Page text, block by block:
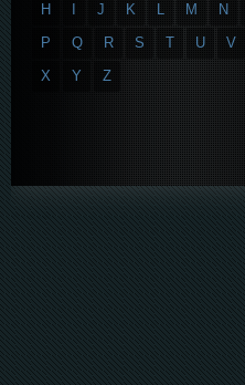
H
J K L M N
P
Q R S T U V
X
Y Z